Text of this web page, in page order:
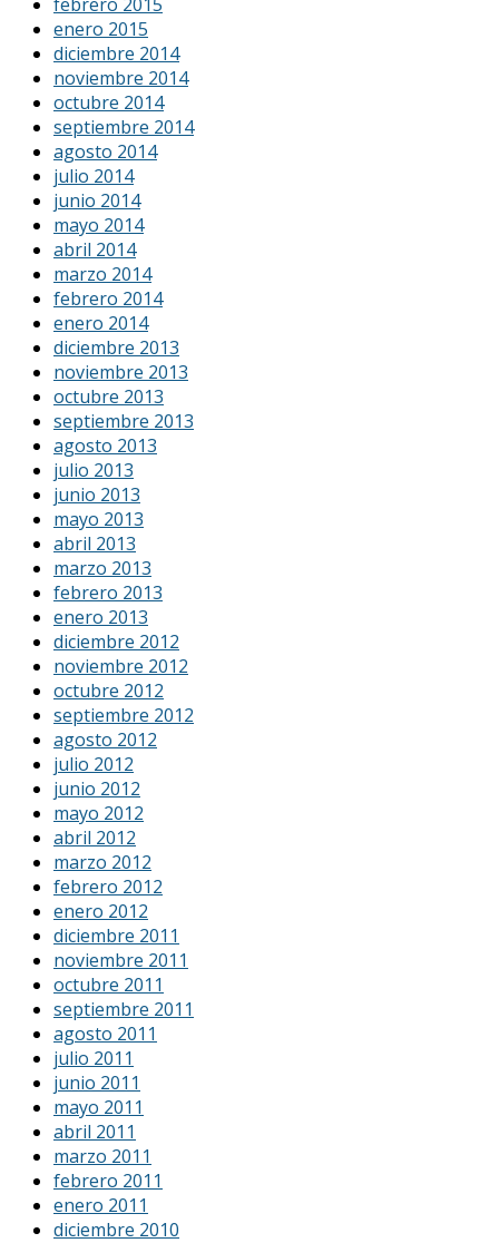
enero 2015
diciembre 2014
noviembre 2014
octubre 2014
septiembre 2014
agosto 2014
julio 2014
junio 2014
mayo 2014
abril 2014
marzo 2014
febrero 2014
enero 2014
diciembre 2013
noviembre 2013
octubre 2013
septiembre 2013
agosto 2013
julio 2013
junio 2013
mayo 2013
abril 2013
marzo 2013
febrero 2013
enero 2013
diciembre 2012
noviembre 2012
octubre 2012
septiembre 2012
agosto 2012
julio 2012
junio 2012
mayo 2012
abril 2012
marzo 2012
febrero 2012
enero 2012
diciembre 2011
noviembre 2011
octubre 2011
septiembre 2011
agosto 2011
julio 2011
junio 2011
mayo 2011
abril 2011
marzo 2011
febrero 2011
enero 2011
diciembre 2010